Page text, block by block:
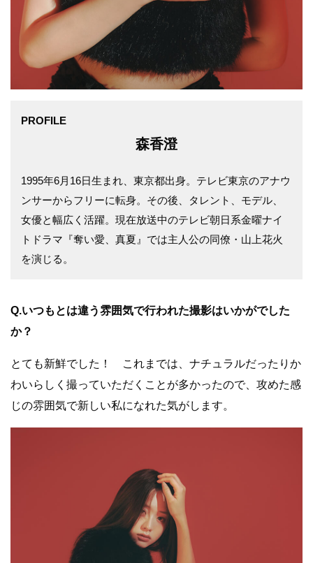
PROFILE
森香澄
1995年6月16日生まれ、東京都出身。テレビ東京のアナウ
ンサーからフリーに転身。その後、タレント、モデル、
女優と幅広く活躍。現在放送中のテレビ朝日系金曜ナイ
トドラマ『奪い愛、真夏』では主人公の同僚・山上花火
を演じる。
Q.いつもとは違う雰囲気で行われた撮影はいかがでした
か？
とても新鮮でした！ これまでは、ナチュラルだったりか
わいらしく撮っていただくことが多かったので、攻めた感
じの雰囲気で新しい私になれた気がします。